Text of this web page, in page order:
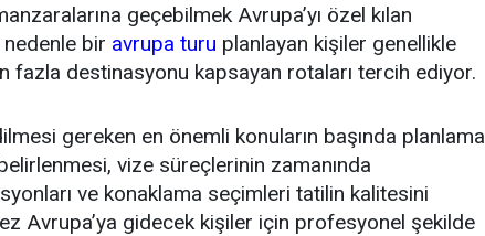
geçebilmek Avrupa’yı özel kılan
bir avrupa turu planlayan kişiler genellikle
fazla destinasyonu kapsayan rotaları tercih ediyor.
gereken en önemli konuların başında planlama
vize süreçlerinin zamanında
ve konaklama seçimleri tatilin kalitesini
Avrupa’ya gidecek kişiler için profesyonel şekilde